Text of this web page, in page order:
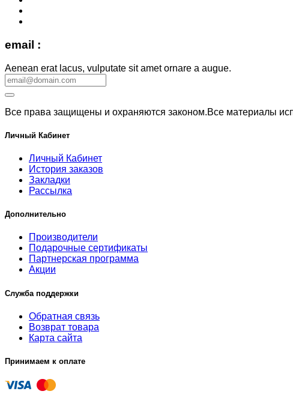
email :
Aenean erat lacus, vulputate sit amet ornare a augue.
Все права защищены и охраняются законом.Все материалы
Личный Кабинет
Личный Кабинет
История заказов
Закладки
Рассылка
Дополнительно
Производители
Подарочные сертификаты
Партнерская программа
Акции
Служба поддержки
Обратная связь
Возврат товара
Карта сайта
Принимаем к оплате